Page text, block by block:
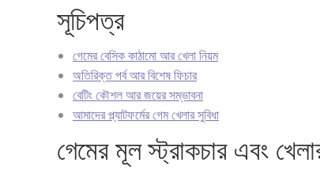
সূচিপত্র
গেমের বেসিক কাঠামো আর খেলা নিয়ম
অতিরিক্ত পর্ব আর বিশেষ ফিচার
বেটিং কৌশল আর জয়ের সম্ভাবনা
আমাদের প্ল্যাটফর্মের গেম খেলার সুবিধা
গেমের মূল স্ট্রাকচার এবং